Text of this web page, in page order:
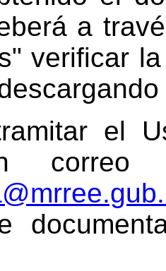
a
verificar
el
correo